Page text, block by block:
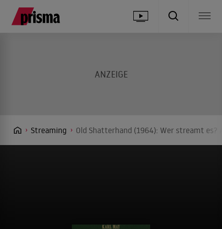
Streaming Old Shatterhand (1964): Wer streamt es?